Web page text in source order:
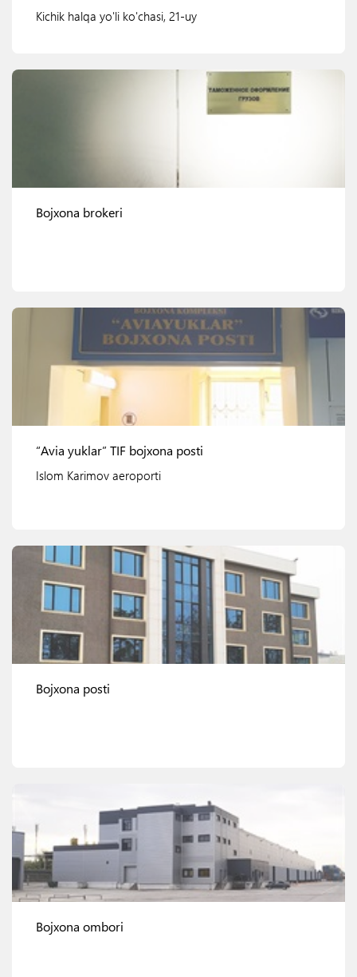
Kichik halqa yo'li ko'chasi, 21-uy
Bojxona brokeri
Ko'rish
“Avia yuklar” TIF bojxona posti
Islom Karimov aeroporti
Ko'rish
Bojxona posti
Ko'rish
Bojxona ombori